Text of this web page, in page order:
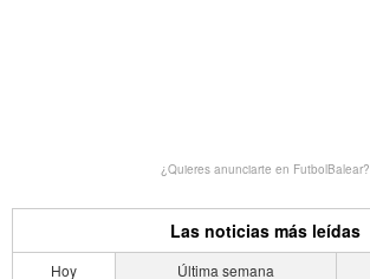
¿Quieres anunciarte en FutbolBalear?
Las noticias más leídas
Hoy Última semana